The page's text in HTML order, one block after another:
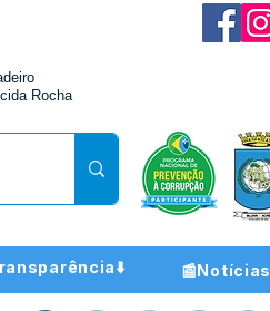
Rocha
📰Notícias